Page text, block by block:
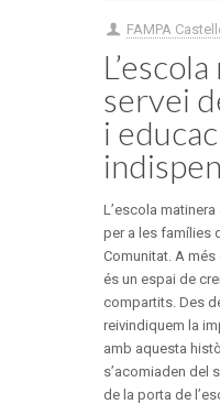
FAMPA
servei
i
L’escola
per a les famílies
Comunitat. A més
és un espai de
compartits. Des
reivindiquem la
amb aquesta
s’acomiaden del
de la porta de